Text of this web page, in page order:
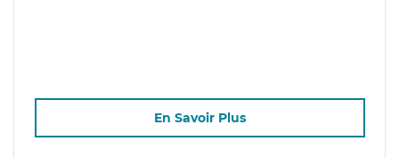
En Savoir Plus